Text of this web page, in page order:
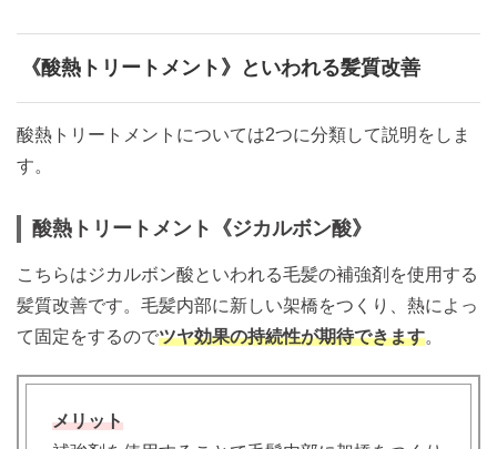
《酸熱トリートメント》といわれる髪質改善
酸熱トリートメントについては2つに分類して説明をしま
す。
酸熱トリートメント《ジカルボン酸》
こちらはジカルボン酸といわれる毛髪の補強剤を使用する
髪質改善です。毛髪内部に新しい架橋をつくり、熱によっ
て固定をするのでツヤ効果の持続性が期待できます。
メリット